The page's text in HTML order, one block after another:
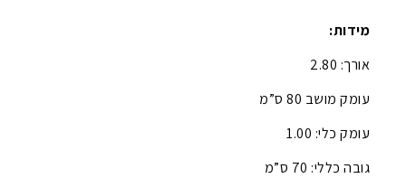
מידות:
אורך: 2.80
עומק מושב 80 ס”מ
עומק כלי: 1.00
גובה כללי: 70 ס”מ